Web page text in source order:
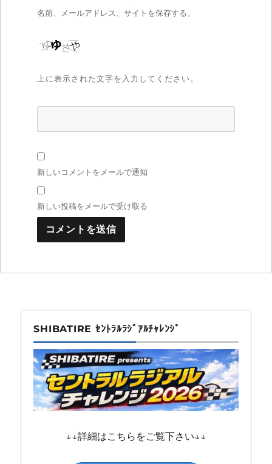
名前、メールアドレス、サイトを保存する。
上に表示された文字を入力してください。
新しいコメントをメールで通知
新しい投稿をメールで受け取る
SHIBATIRE ｾﾝﾄﾗﾙﾗｼﾞｱﾙﾁｬﾚﾝｼﾞ
↓↓詳細はこちらをご覧下さい↓↓